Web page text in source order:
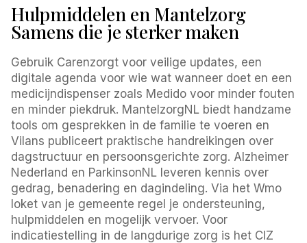
Hulpmiddelen en Mantelzorg
Samens die je sterker maken
Gebruik Carenzorgt voor veilige updates, een
digitale agenda voor wie wat wanneer doet en een
medicijndispenser zoals Medido voor minder fouten
en minder piekdruk. MantelzorgNL biedt handzame
tools om gesprekken in de familie te voeren en
Vilans publiceert praktische handreikingen over
dagstructuur en persoonsgerichte zorg. Alzheimer
Nederland en ParkinsonNL leveren kennis over
gedrag, benadering en dagindeling. Via het Wmo
loket van je gemeente regel je ondersteuning,
hulpmiddelen en mogelijk vervoer. Voor
indicatiestelling in de langdurige zorg is het CIZ